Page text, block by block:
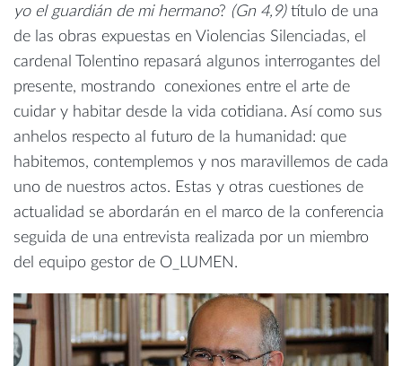
yo el guardián de mi hermano? (Gn 4,9)título de una
de las obras expuestas en Violencias Silenciadas, el
cardenal Tolentino repasará algunos interrogantes del
presente, mostrando conexiones entre el arte de
cuidar y habitar desde la vida cotidiana. Así como sus
anhelos respecto al futuro de la humanidad: que
habitemos, contemplemos y nos maravillemos de cada
uno de nuestros actos. Estas y otras cuestiones de
actualidad se abordarán en el marco de la conferencia
seguida de una entrevista realizada por un miembro
del equipo gestor de O_LUMEN.